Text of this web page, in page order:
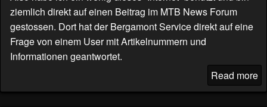
ziemlich direkt auf einen Beitrag im MTB News Forum
gestossen. Dort hat der Bergamont Service direkt auf eine
Frage von einem User mit Artikelnummern und
Informationen geantwortet.
Read more